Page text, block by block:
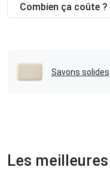
Combien ça coûte ?
Savons solides
Les